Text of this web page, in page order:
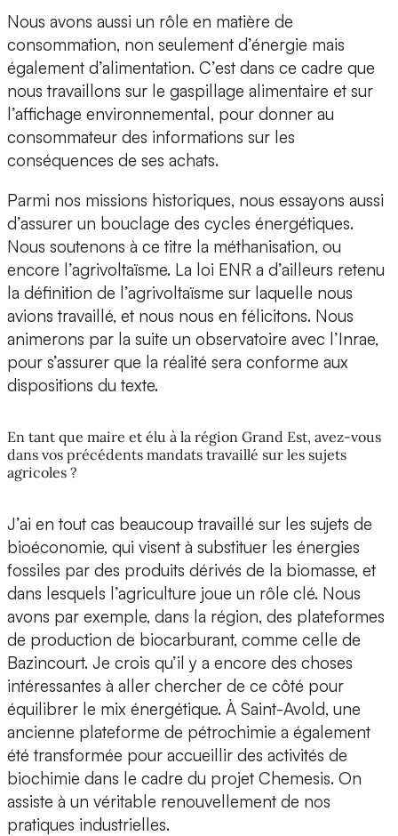
Nous avons aussi un rôle en matière de
consommation, non seulement d’énergie mais
également d’alimentation. C’est dans ce cadre que
nous travaillons sur le gaspillage alimentaire et sur
l’affichage environnemental, pour donner au
consommateur des informations sur les
conséquences de ses achats.
Parmi nos missions historiques, nous essayons aussi
d’assurer un bouclage des cycles énergétiques.
Nous soutenons à ce titre la méthanisation, ou
encore l’agrivoltaïsme. La loi ENR a d’ailleurs retenu
la définition de l’agrivoltaïsme sur laquelle nous
avions travaillé, et nous nous en félicitons. Nous
animerons par la suite un observatoire avec l’Inrae,
pour s’assurer que la réalité sera conforme aux
dispositions du texte.
En tant que maire et élu à la région Grand Est, avez-vous
dans vos précédents mandats travaillé sur les sujets
agricoles ?
J’ai en tout cas beaucoup travaillé sur les sujets de
bioéconomie, qui visent à substituer les énergies
fossiles par des produits dérivés de la biomasse, et
dans lesquels l’agriculture joue un rôle clé. Nous
avons par exemple, dans la région, des plateformes
de production de biocarburant, comme celle de
Bazincourt. Je crois qu’il y a encore des choses
intéressantes à aller chercher de ce côté pour
équilibrer le mix énergétique. À Saint-Avold, une
ancienne plateforme de pétrochimie a également
été transformée pour accueillir des activités de
biochimie dans le cadre du projet Chemesis. On
assiste à un véritable renouvellement de nos
pratiques industrielles.